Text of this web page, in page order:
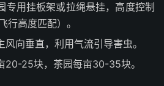
专用挂板架或拉绳悬挂，高度控制
行高度匹配）。
风向垂直，利用气流引导害虫。
20-25块，茶园每亩30-35块。